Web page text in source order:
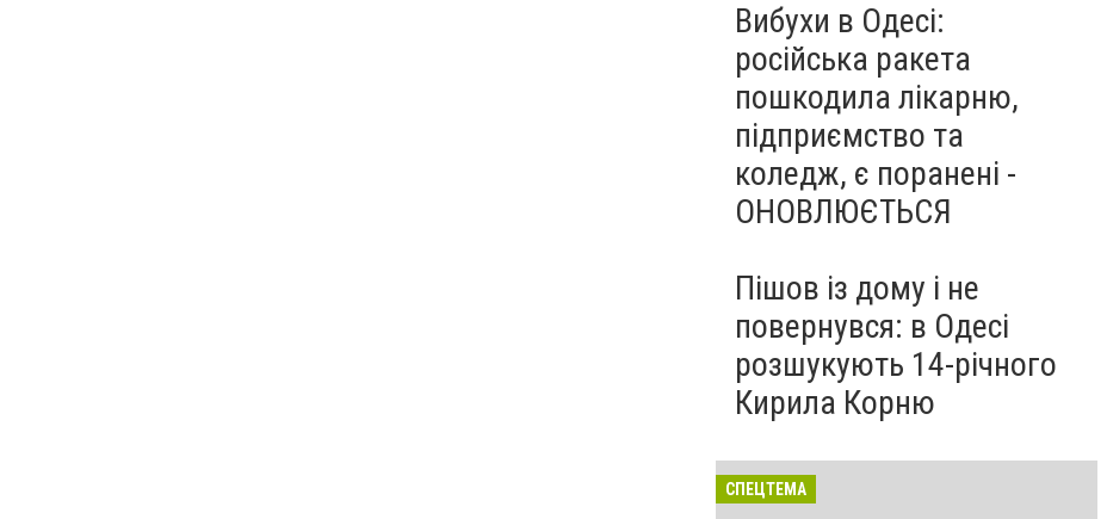
Вибухи в Одесі:
російська ракета
пошкодила лікарню,
підприємство та
коледж, є поранені -
ОНОВЛЮЄТЬСЯ
Пішов із дому і не
повернувся: в Одесі
розшукують 14-річного
Кирила Корню
СПЕЦТЕМА